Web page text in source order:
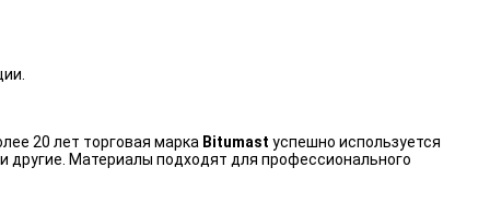
20 лет торговая марка Bitumast успешно используется
Материалы подходят для профессионального